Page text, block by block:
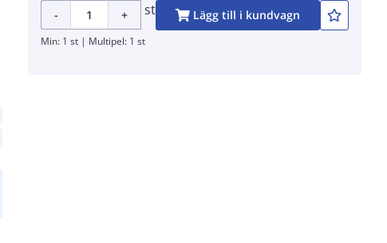
- + st Lägg till i kundvagn
Min: 1 st | Multipel: 1 st